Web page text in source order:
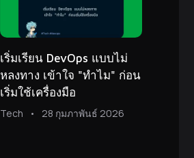
เริ่มเรียน DevOps แบบไม่
หลงทาง เข้าใจ "ทำไม" ก่อน
เริ่มใช้เครื่องมือ
Tech 28 กุมภาพันธ์ 2026